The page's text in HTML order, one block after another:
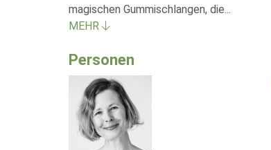
magischen Gummischlangen, die...
MEHR
Personen